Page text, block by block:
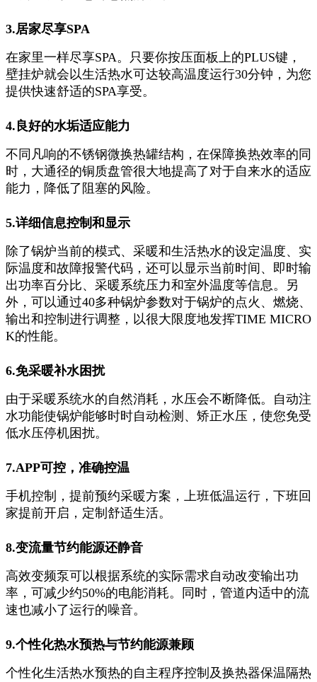
3.居家尽享SPA
在家里一样尽享SPA。只要你按压面板上的PLUS键，
壁挂炉就会以生活热水可达较高温度运行30分钟，为您
提供快速舒适的SPA享受。
4.良好的水垢适应能力
不同凡响的不锈钢微换热罐结构，在保障换热效率的同
时，大通径的铜质盘管很大地提高了对于自来水的适应
能力，降低了阻塞的风险。
5.详细信息控制和显示
除了锅炉当前的模式、采暖和生活热水的设定温度、实
际温度和故障报警代码，还可以显示当前时间、即时输
出功率百分比、采暖系统压力和室外温度等信息。另
外，可以通过40多种锅炉参数对于锅炉的点火、燃烧、
输出和控制进行调整，以很大限度地发挥TIME MICRO
K的性能。
6.免采暖补水困扰
由于采暖系统水的自然消耗，水压会不断降低。自动注
水功能使锅炉能够时时自动检测、矫正水压，使您免受
低水压停机困扰。
7.APP可控，准确控温
手机控制，提前预约采暖方案，上班低温运行，下班回
家提前开启，定制舒适生活。
8.变流量节约能源还静音
高效变频泵可以根据系统的实际需求自动改变输出功
率，可减少约50%的电能消耗。同时，管道内适中的流
速也减小了运行的噪音。
9.个性化热水预热与节约能源兼顾
个性化生活热水预热的自主程序控制及换热器保温隔热